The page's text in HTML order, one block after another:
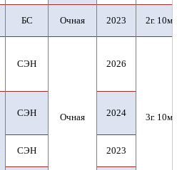
БС Очная 2023 2г. 10м.
СЭН
Очная
2026
3г. 10м.
СЭН 2024
СЭН 2023